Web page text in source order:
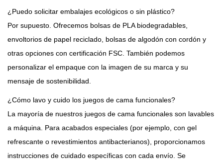
¿Puedo solicitar embalajes ecológicos o sin plástico?
Por supuesto. Ofrecemos bolsas de PLA biodegradables,
envoltorios de papel reciclado, bolsas de algodón con cordón y
otras opciones con certificación FSC. También podemos
personalizar el empaque con la imagen de su marca y su
mensaje de sostenibilidad.
¿Cómo lavo y cuido los juegos de cama funcionales?
La mayoría de nuestros juegos de cama funcionales son lavables
a máquina. Para acabados especiales (por ejemplo, con gel
refrescante o revestimientos antibacterianos), proporcionamos
instrucciones de cuidado específicas con cada envío. Se